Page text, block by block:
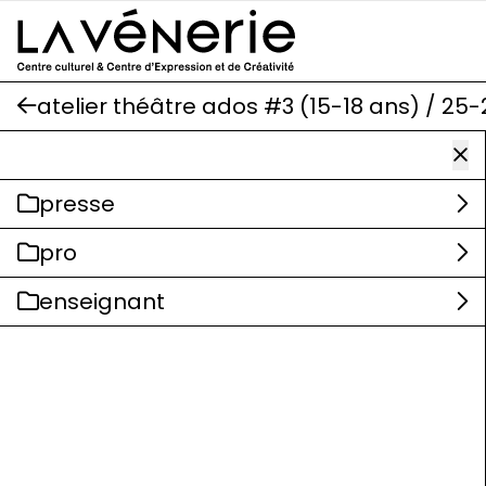
Aller au contenu principal
atelier théâtre ados #3 (15-18 ans) / 25-
presse
pro
enseignant